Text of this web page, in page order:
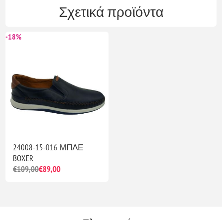
Σχετικά προϊόντα
-18%
24008-15-016 ΜΠΛΕ
BOXER
€109,00€89,00